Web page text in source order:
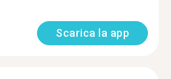
Scarica la app